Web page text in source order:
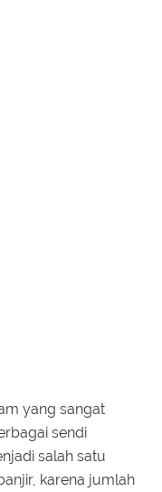
yang sangat
sendi
salah satu
karena jumlah